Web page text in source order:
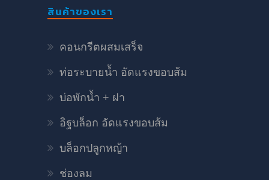
สินค้าของเรา
คอนกรีตผสมเสร็จ
ท่อระบายน้ำ อัดแรงขอบส้ม
บ่อพักน้ำ + ฝา
อิฐบล็อก อัดแรงขอบส้ม
บล็อกปลูกหญ้า
ช่องลม